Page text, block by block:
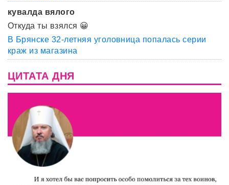
кувалда вялого
Откуда ты взялся 😀
В Брянске 32-летняя уголовница попалась серии
краж из магазина
ЦИТАТА ДНЯ